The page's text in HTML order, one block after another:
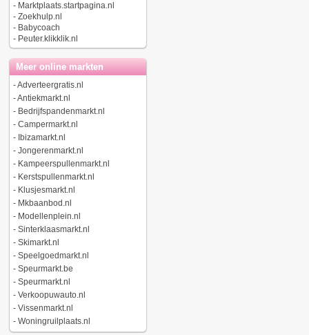
- Marktplaats.startpagina.nl
- Zoekhulp.nl
- Babycoach
- Peuter.klikklik.nl
Meer online markten
-Adverteergratis.nl
-Antiekmarkt.nl
- Bedrijfspandenmarkt.nl
- Campermarkt.nl
- Ibizamarkt.nl
- Jongerenmarkt.nl
- Kampeerspullenmarkt.nl
- Kerstspullenmarkt.nl
- Klusjesmarkt.nl
- Mkbaanbod.nl
- Modellenplein.nl
- Sinterklaasmarkt.nl
- Skimarkt.nl
- Speelgoedmarkt.nl
- Speurmarkt.be
- Speurmarkt.nl
- Verkoopuwauto.nl
- Vissenmarkt.nl
- Woningruilplaats.nl